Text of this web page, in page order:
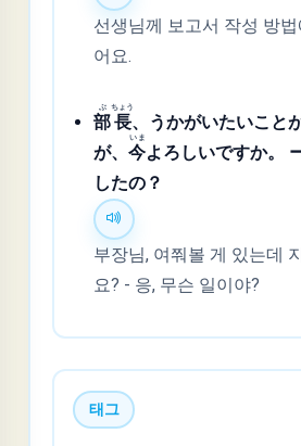
선생님께 보고서 작성 방
어요.
部
ぶ
長
ちょう
、うかがいたいこと
が、今
いま
よろしいですか。
したの？
부장님, 여쭤볼 게 있는데
요? - 응, 무슨 일이야?
태그